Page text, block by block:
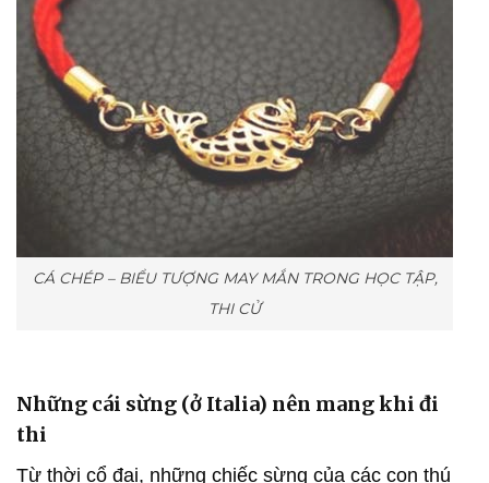
CÁ CHÉP – BIỂU TƯỢNG MAY MẮN TRONG HỌC TẬP,
THI CỬ
Những cái sừng (ở Italia) nên mang khi đi
thi
Từ thời cổ đại, những chiếc sừng của các con thú